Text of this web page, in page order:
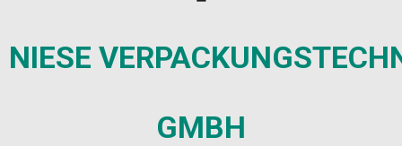
NIESE
GMBH